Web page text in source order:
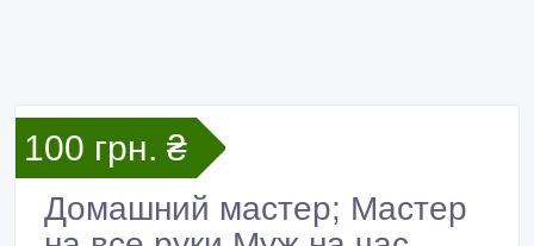
100 грн. ₴
Домашний мастер; Мастер